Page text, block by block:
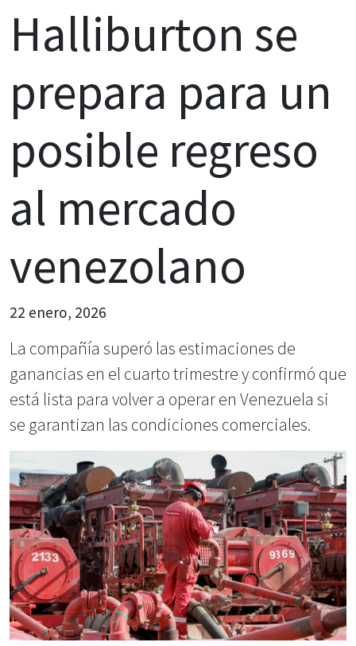
Halliburton se
prepara para un
posible regreso
al mercado
venezolano
22 enero, 2026
La compañía superó las estimaciones de
ganancias en el cuarto trimestre y confirmó que
está lista para volver a operar en Venezuela si
se garantizan las condiciones comerciales.